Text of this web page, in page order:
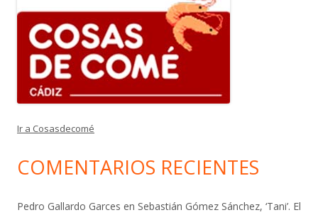
Ir a Cosasdecomé
COMENTARIOS RECIENTES
Pedro Gallardo Garces en Sebastián Gómez Sánchez, ‘Tani’. El